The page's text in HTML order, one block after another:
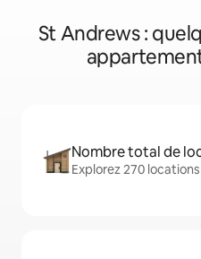
St Andrews :
Nombre total de
Explorez 270